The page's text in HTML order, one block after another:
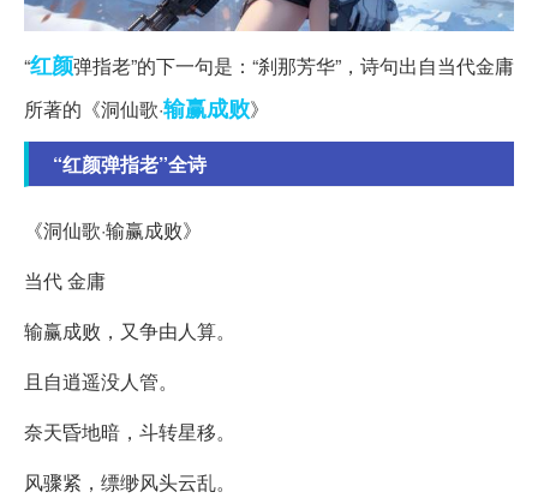
“红颜弹指老”的下一句是：“刹那芳华”，诗句出自当代金庸
所著的《洞仙歌·输赢成败》
“红颜弹指老”全诗
《洞仙歌·输赢成败》
当代 金庸
输赢成败，又争由人算。
且自逍遥没人管。
奈天昏地暗，斗转星移。
风骤紧，缥缈风头云乱。